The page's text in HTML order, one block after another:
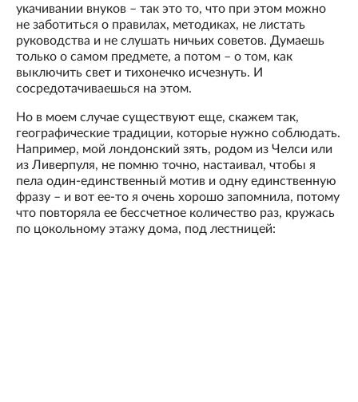
укачивании внуков – так это то, что при этом можно
не заботиться о правилах, методиках, не листать
руководства и не слушать ничьих советов. Думаешь
только о самом предмете, а потом – о том, как
выключить свет и тихонечко исчезнуть. И
сосредотачиваешься на этом.
Но в моем случае существуют еще, скажем так,
географические традиции, которые нужно соблюдать.
Например, мой лондонский зять, родом из Челси или
из Ливерпуля, не помню точно, настаивал, чтобы я
пела один-единственный мотив и одну единственную
фразу – и вот ее-то я очень хорошо запомнила, потому
что повторяла ее бессчетное количество раз, кружась
по цокольному этажу дома, под лестницей: